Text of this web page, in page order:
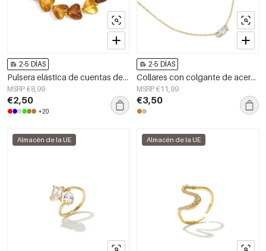
2-5 DÍAS
Pulsera elástica de cuentas de corazón
MSRP €8,99
€2,50
+20
2-5 DÍAS
Collares con colgante de acero inoxidable con forma elíptica, sencillos, de la serie Daily Simple para mujer.
MSRP €11,99
€3,50
Almacén de la UE Almacén de la UE